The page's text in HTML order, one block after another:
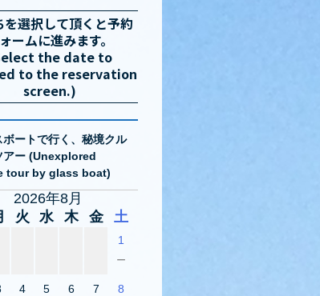
を選択して頂くと予約
ームに進みます。
the date to
to the reservation
screen.)
ボートで行く、秘境クル
アー (Unexplored
tour by glass boat)
2026年8月
火 水 木 金 土
1
－
4 5 6 7 8